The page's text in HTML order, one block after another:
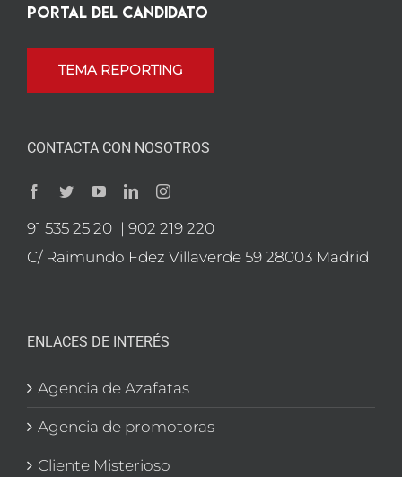
Portal del candidato
TEMA REPORTING
CONTACTA CON NOSOTROS
91 535 25 20 || 902 219 220
C/ Raimundo Fdez Villaverde 59 28003 Madrid
ENLACES DE INTERÉS
Agencia de Azafatas
Agencia de promotoras
Cliente Misterioso